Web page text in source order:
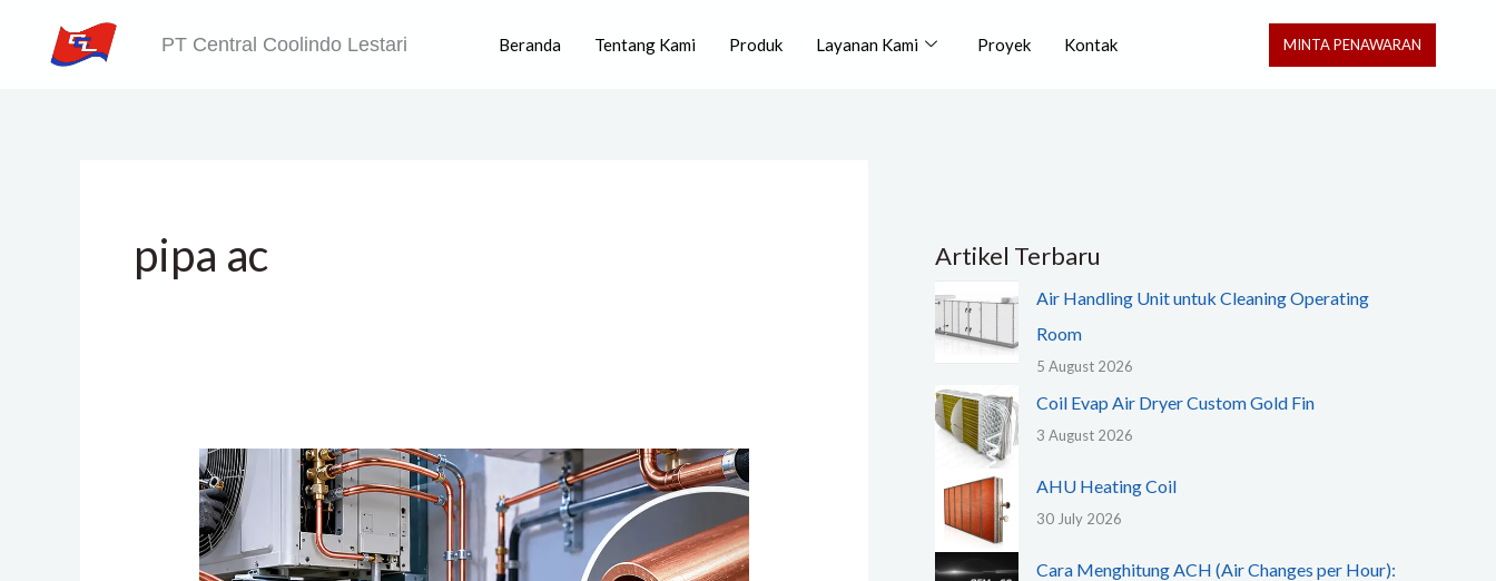
PT Central Coolindo Lestari Beranda Tentang Kami Produk Layanan Kami Proyek Kontak MINTA PENAWARAN
pipa ac
Ketebalan
Pipa
AC
dan
Artikel Terbaru
Air Handling Unit untuk Cleaning Operating
Room
5 August 2026
Coil Evap Air Dryer Custom Gold Fin
3 August 2026
AHU Heating Coil
30 July 2026
Cara Menghitung ACH (Air Changes per Hour):